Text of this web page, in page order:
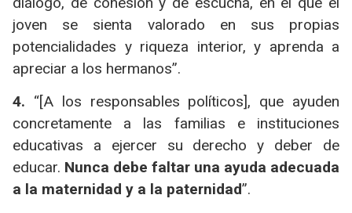
joven se sienta valorado en sus propias
potencialidades y riqueza interior, y aprenda a
apreciar a los hermanos”.
4. “[A los responsables políticos], que ayuden
concretamente a las familias e instituciones
educativas a ejercer su derecho y deber de
educar. Nunca debe faltar una ayuda adecuada
a la maternidad y a la paternidad”.